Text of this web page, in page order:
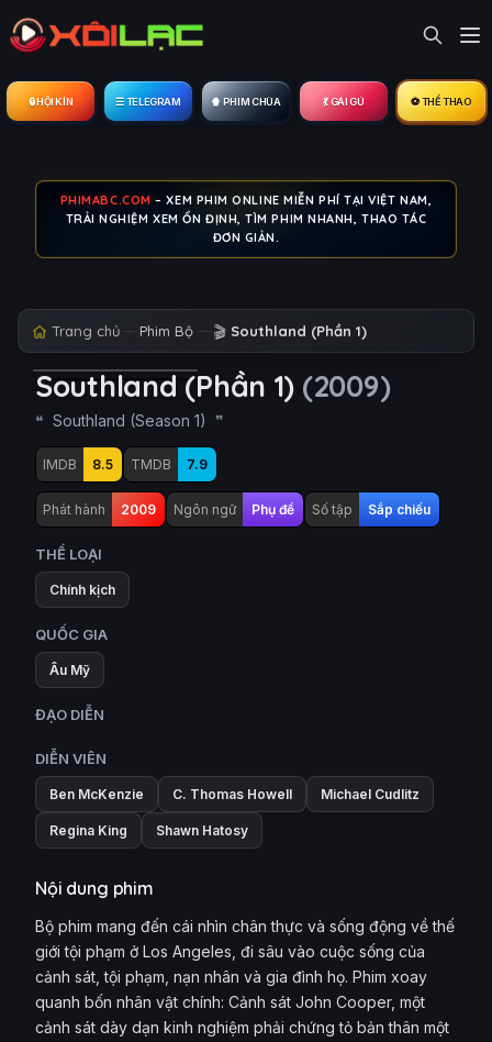
🔒︎ HỘI KÍN ☰ TELEGRAM 🍿 PHIM CHÙA 💃 GÁI GÚ ⚽ THỂ THAO
PHIMABC.COM – XEM PHIM ONLINE MIỄN PHÍ TẠI VIỆT NAM,
TRẢI NGHIỆM XEM ỔN ĐỊNH, TÌM PHIM NHANH, THAO TÁC
ĐƠN GIẢN.
Trang chủ Phim Bộ 🎬 Southland (Phần 1)
Southland (Phần 1) (2009)
Southland (Season 1)
IMDB 8.5 TMDB 7.9
Phát hành 2009 Ngôn ngữ Phụ đề Số tập Sắp chiếu
THỂ LOẠI
Chính kịch
QUỐC GIA
Âu Mỹ
ĐẠO DIỄN
DIỄN VIÊN
Ben McKenzie C. Thomas Howell Michael Cudlitz
Regina King Shawn Hatosy
Nội dung phim
Bộ phim mang đến cái nhìn chân thực và sống động về thế
giới tội phạm ở Los Angeles, đi sâu vào cuộc sống của
cảnh sát, tội phạm, nạn nhân và gia đình họ. Phim xoay
quanh bốn nhân vật chính: Cảnh sát John Cooper, một
cảnh sát dày dạn kinh nghiệm phải chứng tỏ bản thân một